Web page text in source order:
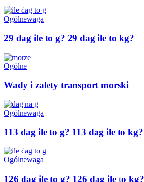
Ogólnewaga
29 dag ile to g? 29 dag ile to kg?
Ogólne
Wady i zalety transport morski
Ogólnewaga
113 dag ile to g? 113 dag ile to kg?
Ogólnewaga
126 dag ile to g? 126 dag ile to kg?